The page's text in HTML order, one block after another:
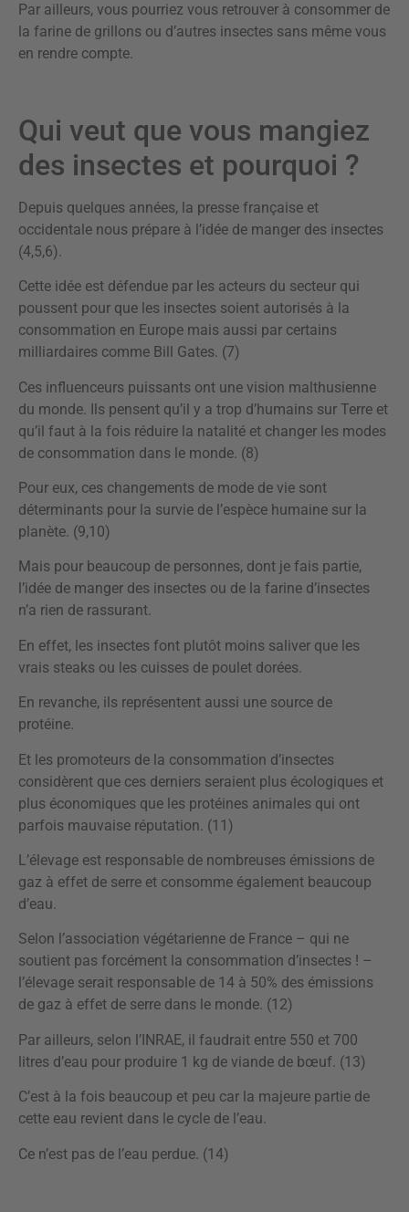
Par ailleurs, vous pourriez vous retrouver à consommer de
la farine de grillons ou d’autres insectes sans même vous
en rendre compte.
Qui veut que vous mangiez
des insectes et pourquoi ?
Depuis quelques années, la presse française et
occidentale nous prépare à l’idée de manger des insectes
(4,5,6).
Cette idée est défendue par les acteurs du secteur qui
poussent pour que les insectes soient autorisés à la
consommation en Europe mais aussi par certains
milliardaires comme Bill Gates. (7)
Ces influenceurs puissants ont une vision malthusienne
du monde. Ils pensent qu’il y a trop d’humains sur Terre et
qu’il faut à la fois réduire la natalité et changer les modes
de consommation dans le monde. (8)
Pour eux, ces changements de mode de vie sont
déterminants pour la survie de l’espèce humaine sur la
planète. (9,10)
Mais pour beaucoup de personnes, dont je fais partie,
l’idée de manger des insectes ou de la farine d’insectes
n’a rien de rassurant.
En effet, les insectes font plutôt moins saliver que les
vrais steaks ou les cuisses de poulet dorées.
En revanche, ils représentent aussi une source de
protéine.
Et les promoteurs de la consommation d’insectes
considèrent que ces derniers seraient plus écologiques et
plus économiques que les protéines animales qui ont
parfois mauvaise réputation. (11)
L’élevage est responsable de nombreuses émissions de
gaz à effet de serre et consomme également beaucoup
d’eau.
Selon l’association végétarienne de France – qui ne
soutient pas forcément la consommation d’insectes ! –
l’élevage serait responsable de 14 à 50% des émissions
de gaz à effet de serre dans le monde. (12)
Par ailleurs, selon l’INRAE, il faudrait entre 550 et 700
litres d’eau pour produire 1 kg de viande de bœuf. (13)
C’est à la fois beaucoup et peu car la majeure partie de
cette eau revient dans le cycle de l’eau.
Ce n’est pas de l’eau perdue. (14)